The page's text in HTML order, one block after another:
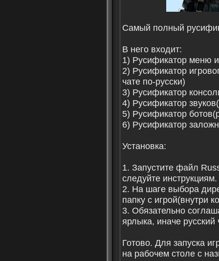
Самый полный
В него входит:
1) Русификатор меню
2) Русификатор
чате по-русски)
3) Русификатор
4) Русификатор
5) Русификатор
6) Русификатор
Установка:
1. Запустите файл
следуйте инструкциям.
2. На шаге выбора
папку с игрой(внутри
3. Обязательно
ярлыка, иначе русский
Готово. Для запуска
на рабочем столе с